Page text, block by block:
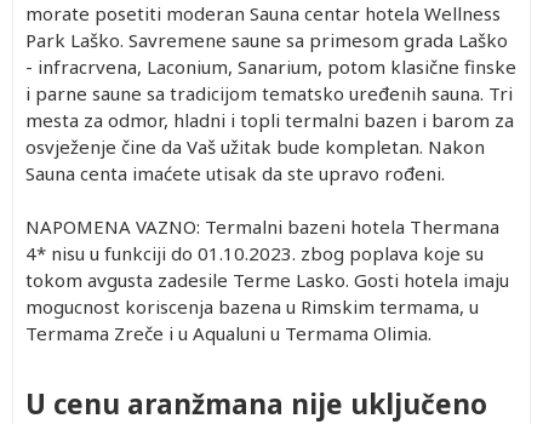
morate posetiti moderan Sauna centar hotela Wellness
Park Laško. Savremene saune sa primesom grada Laško
- infracrvena, Laconium, Sanarium, potom klasične finske
i parne saune sa tradicijom tematsko uređenih sauna. Tri
mesta za odmor, hladni i topli termalni bazen i barom za
osvježenje čine da Vaš užitak bude kompletan. Nakon
Sauna centa imaćete utisak da ste upravo rođeni.
NAPOMENA VAZNO: Termalni bazeni hotela Thermana
4* nisu u funkciji do 01.10.2023. zbog poplava koje su
tokom avgusta zadesile Terme Lasko. Gosti hotela imaju
mogucnost koriscenja bazena u Rimskim termama, u
Termama Zreče i u Aqualuni u Termama Olimia.
U cenu aranžmana nije uključeno